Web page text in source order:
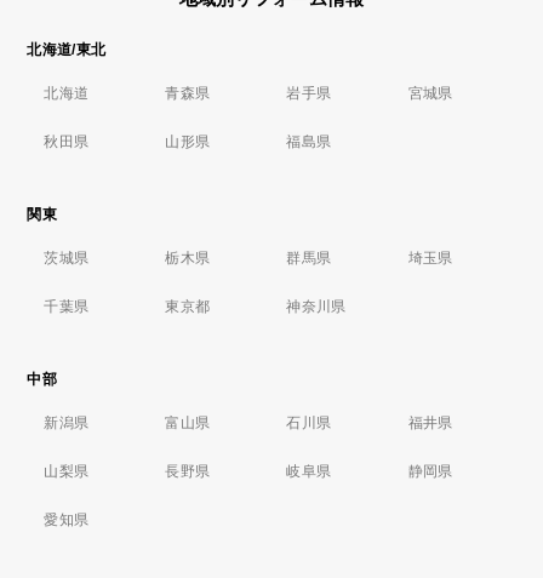
北海道/東北
北海道 青森県 岩手県 宮城県
秋田県 山形県 福島県
関東
茨城県 栃木県 群馬県 埼玉県
千葉県 東京都 神奈川県
中部
新潟県 富山県 石川県 福井県
山梨県 長野県 岐阜県 静岡県
愛知県